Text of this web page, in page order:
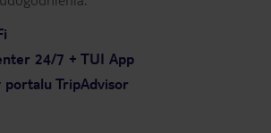
24/7 + TUI App
TripAdvisor